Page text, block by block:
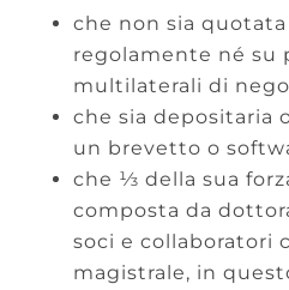
che non sia
regolamente né su
multilaterali di
che sia depositaria
un brevetto o
che ⅓ della sua
composta da
soci e collaboratori
magistrale, in